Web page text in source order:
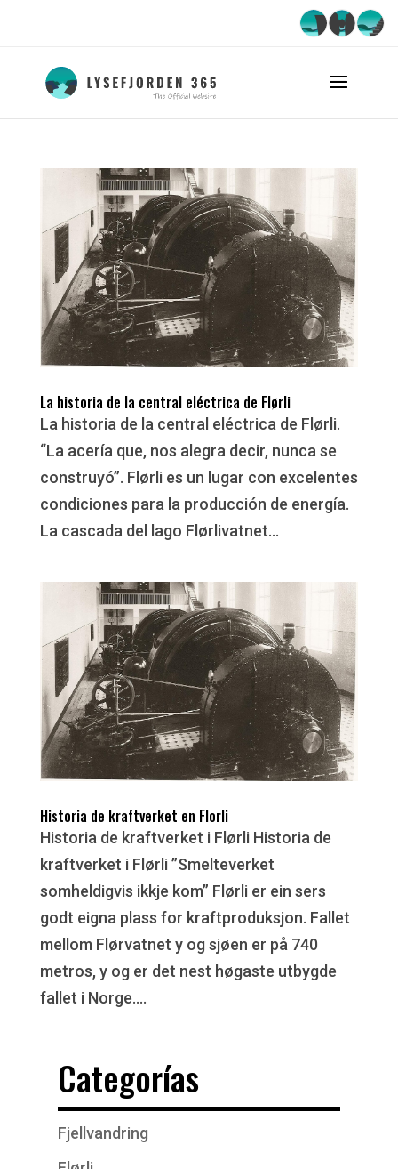
La historia de la central eléctrica de Flørli
La historia de la central eléctrica de Flørli.
“La acería que, nos alegra decir, nunca se
construyó”. Flørli es un lugar con excelentes
condiciones para la producción de energía.
La cascada del lago Flørlivatnet...
Historia de kraftverket en Florli
Historia de kraftverket i Flørli Historia de
kraftverket i Flørli ”Smelteverket
somheldigvis ikkje kom” Flørli er ein sers
godt eigna plass for kraftproduksjon. Fallet
mellom Flørvatnet y og sjøen er på 740
metros, y og er det nest høgaste utbygde
fallet i Norge....
Categorías
Fjellvandring